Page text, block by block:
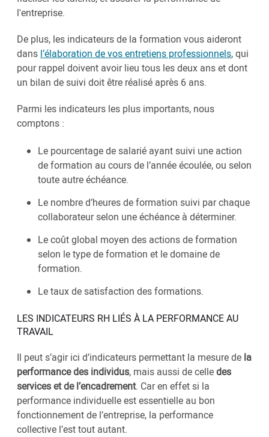
l'entreprise.
De plus, les indicateurs de la formation vous aideront
dans l’élaboration de vos entretiens professionnels, qui
pour rappel doivent avoir lieu tous les deux ans et dont
un bilan de suivi doit être réalisé après 6 ans.
Parmi les indicateurs les plus importants, nous
comptons :
Le pourcentage de salarié ayant suivi une action
de formation au cours de l’année écoulée, ou selon
toute autre échéance.
Le nombre d’heures de formation suivi par chaque
collaborateur selon une échéance à déterminer.
Le coût global moyen des actions de formation
selon le type de formation et le domaine de
formation.
Le taux de satisfaction des formations.
LES INDICATEURS RH LIÉS À LA PERFORMANCE AU
TRAVAIL
Il peut s’agir ici d’indicateurs permettant la mesure de la
performance des individus, mais aussi de celledes
services et de l’encadrement. Car en effet si la
performance individuelle est essentielle au bon
fonctionnement de l’entreprise, la performance
collective l’est tout autant.